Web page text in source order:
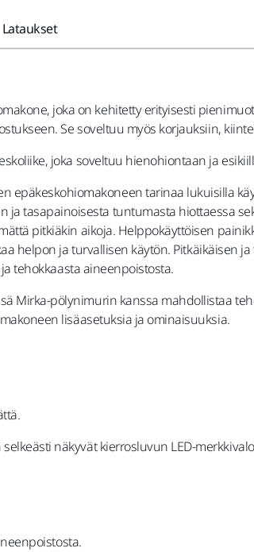
Lataukset
joka on kehitetty erityisesti
Se soveltuu myös korjauksiin,
joka soveltuu hienohiontaan ja
epäkeskohiomakoneen tarinaa lukuisilla
tasapainoisesta tuntumasta hiottaessa
pitkiäkin aikoja. Helppokäyttöisen
helpon ja turvallisen käytön. Pitkäikäisen
tehokkaasta aineenpoistosta.
Mirka-pölynimurin kanssa mahdollistaa
lisäasetuksia ja ominaisuuksia.
näkyvät kierrosluvun LED-